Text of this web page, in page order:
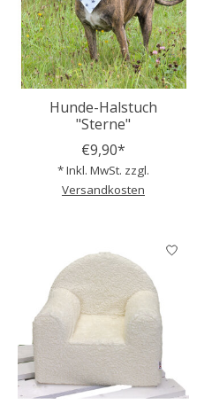
Hunde-Halstuch
"Sterne"
€9,90*
* Inkl. MwSt. zzgl.
Versandkosten